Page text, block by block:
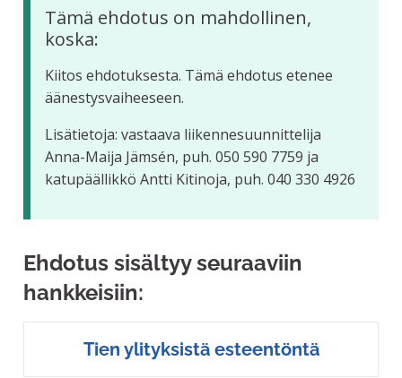
Tämä ehdotus on mahdollinen,
koska:
Kiitos ehdotuksesta. Tämä ehdotus etenee
äänestysvaiheeseen.
Lisätietoja: vastaava liikennesuunnittelija
Anna-Maija Jämsén, puh. 050 590 7759 ja
katupäällikkö Antti Kitinoja, puh. 040 330 4926
Ehdotus sisältyy seuraaviin
hankkeisiin:
Tien ylityksistä esteentöntä